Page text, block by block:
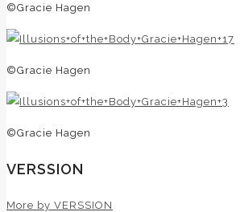
©Gracie Hagen
©Gracie Hagen
©Gracie Hagen
VERSSION
More by VERSSION